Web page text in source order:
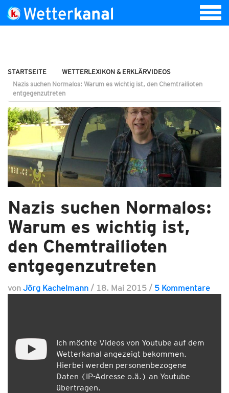
STARTSEITE
WETTERLEXIKON & ERKLÄRVIDEOS
Nazis suchen Normalos: Warum es wichtig ist, den Chemtrailioten
entgegenzutreten
Nazis suchen Normalos:
Warum es wichtig ist,
den Chemtrailioten
entgegenzutreten
von Jörg Kachelmann / 18. Mai 2015 / 5 Kommentare
Ich möchte Videos von Youtube auf dem
Wetterkanal angezeigt bekommen.
Hierbei werden personenbezogene
Daten (IP-Adresse o.ä.) an Youtube
übertragen.